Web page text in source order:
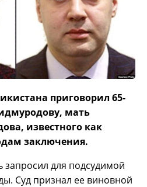
приговорил 65-
мать
известного как
заключения.
запросил для подсудимой
Суд признал ее виновной